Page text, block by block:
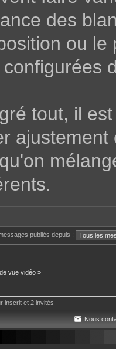
des
ou le
configurées
tout, il
publiés depuis :
vue vidéo »
inscrit et 2 invités
Nous